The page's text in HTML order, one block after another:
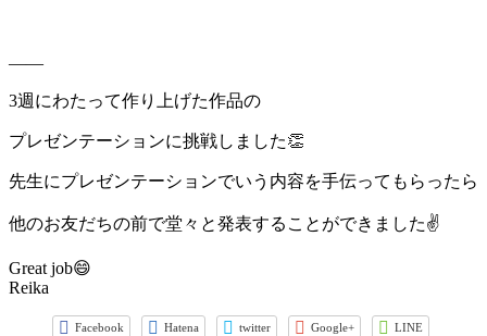
——
3週にわたって作り上げた作品の
プレゼンテーションに挑戦しました👏
先生にプレゼンテーションでいう内容を手伝ってもらったら
他のお友だちの前で堂々と発表することができました✌️
Great job😄
Reika
Facebook Hatena twitter Google+ LINE